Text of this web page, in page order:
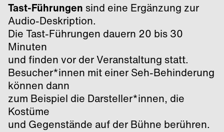
Tast-Führungen sind eine Ergänzung zur
Audio-Deskription.
Die Tast-Führungen dauern 20 bis 30
Minuten
und finden vor der Veranstaltung statt.
Besucher*innen mit einer Seh-Behinderung
können dann
zum Beispiel die Darsteller*innen, die
Kostüme
und Gegenstände auf der Bühne berühren.